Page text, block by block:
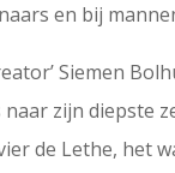
en bij
Siemen
zijn diepste
de Lethe, het